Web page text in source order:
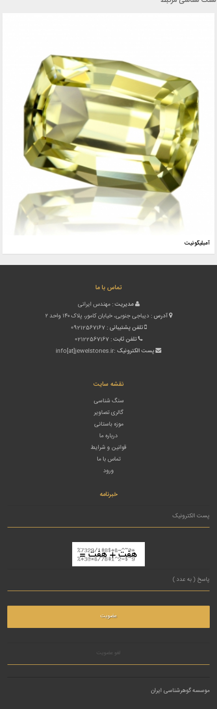
تماس با ما
مدیریت : مهندس ایرانی
آدرس : دیباجی جنوبی، خیابان کامور، پلاک ۱۴۰ واحد ۲
تلفن پشتیبانی : 09212567167
تلفن ثابت : 02122567167
پست الکترونیک :info[at]jewelstones.ir
نقشه سایت
سنگ شناسی
گالری تصاویر
موزه باستانی
درباره ما
قوانین و شرایط
تماس با ما
ورود
خبرنامه
لغو عضویت
موسسه گوهرشناسی ایران